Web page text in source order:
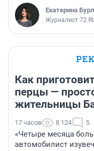
Екатерина
Журналист
Как
перцы —
жительницы
17 часов 8 124 5
«Четыре месяца
автомобилист